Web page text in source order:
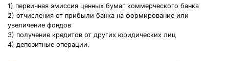
1) первичная эмиссия ценных бумаг коммерческого банка
2) отчисления от прибыли банка на формирование или
увеличение фондов
3) получение кредитов от других юридических лиц
4) депозитные операции.